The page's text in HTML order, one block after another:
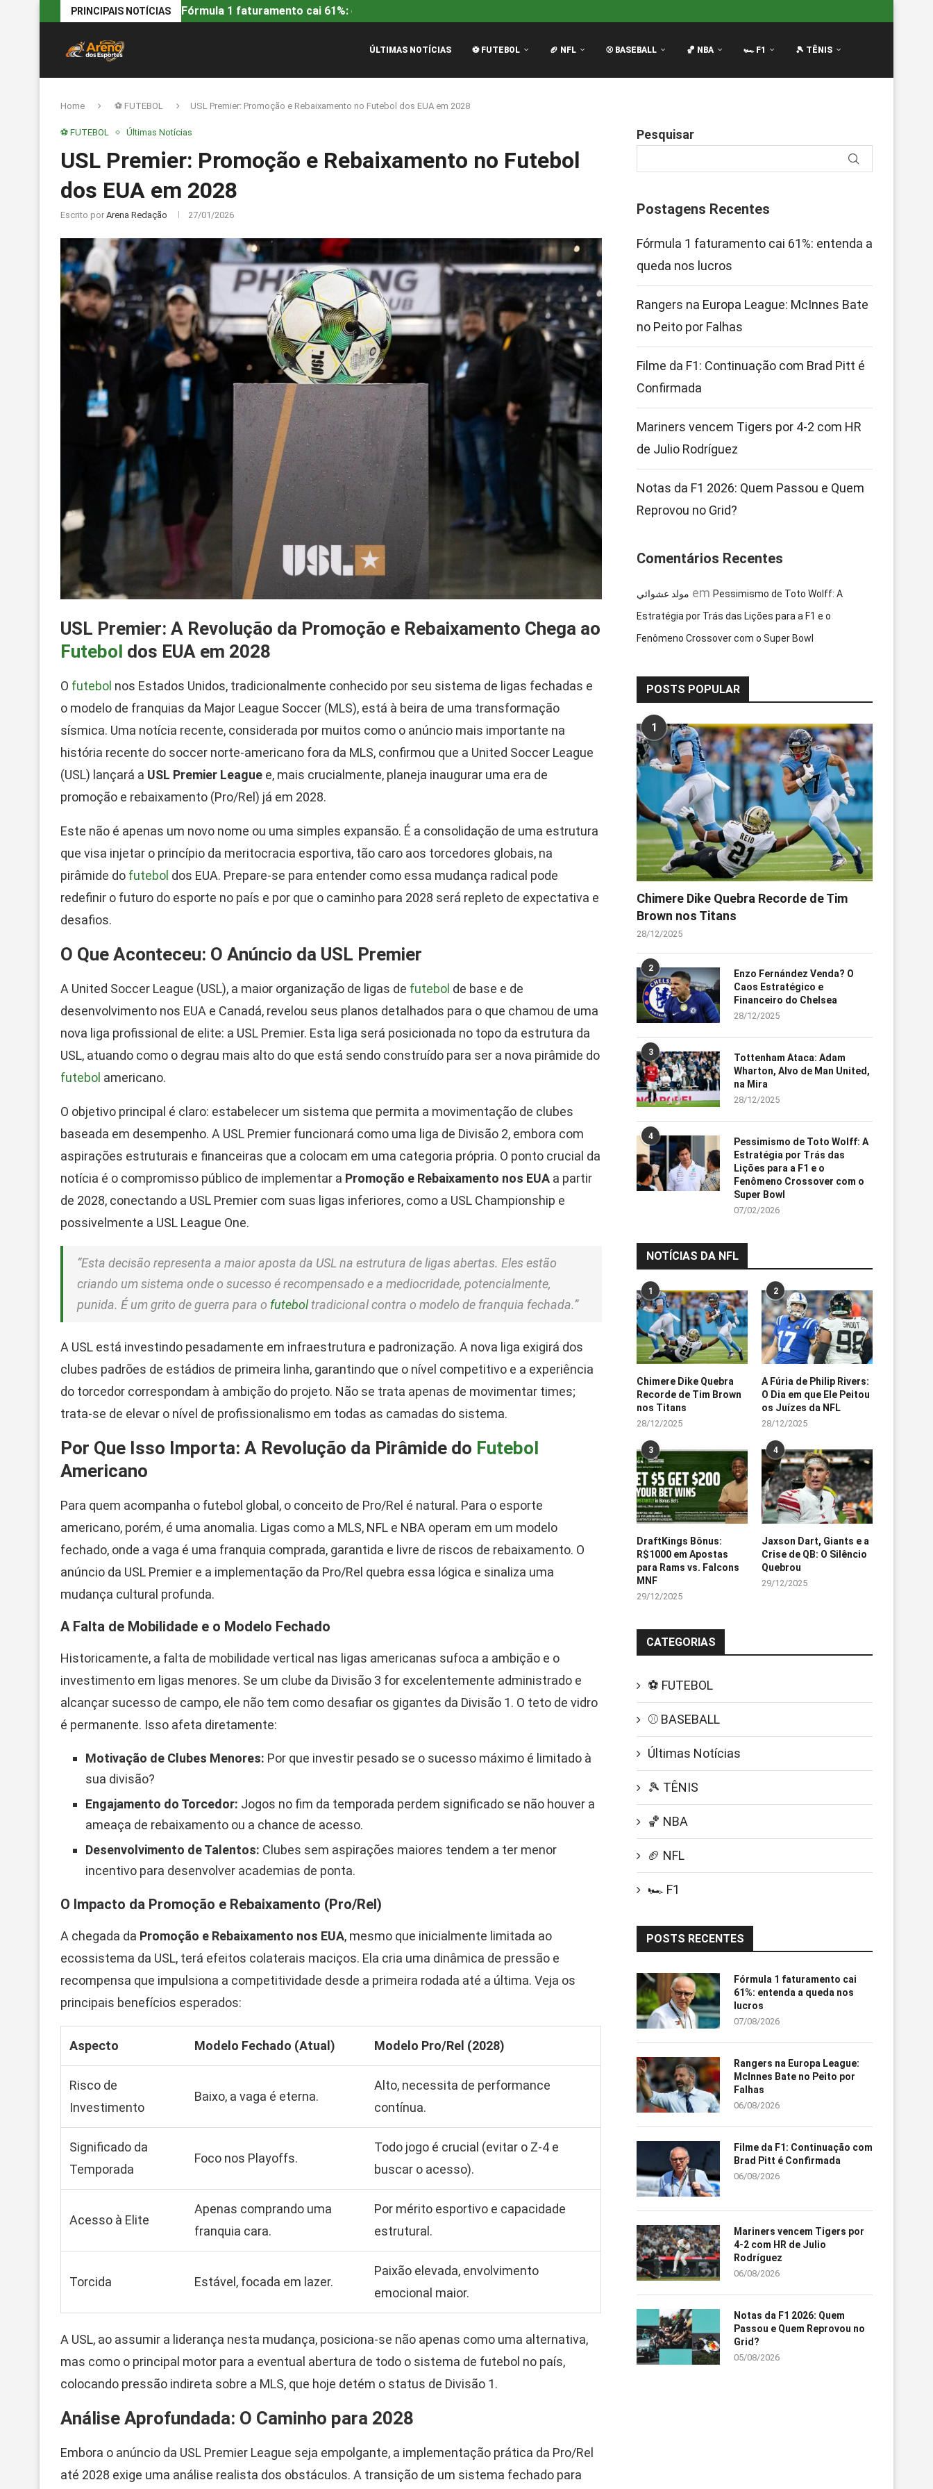
PRINCIPAIS NOTÍCIAS Fórmula 1 faturamento cai 61%: entenda a queda...
ÚLTIMAS NOTÍCIAS ⚽ FUTEBOL 🏈 NFL ⚾ BASEBALL 🏀 NBA 🏎️ F1 🎾 TÊNIS
Home ⚽ FUTEBOL USL Premier: Promoção e Rebaixamento no Futebol dos EUA em 2028
⚽ FUTEBOL Últimas Notícias
USL Premier: Promoção e Rebaixamento no Futebol
dos EUA em 2028
Escrito por Arena Redação 27/01/2026
USL Premier: A Revolução da Promoção e Rebaixamento Chega ao
Futebol dos EUA em 2028
O futebol nos Estados Unidos, tradicionalmente conhecido por seu sistema de ligas fechadas e
o modelo de franquias da Major League Soccer (MLS), está à beira de uma transformação
sísmica. Uma notícia recente, considerada por muitos como o anúncio mais importante na
história recente do soccer norte-americano fora da MLS, confirmou que a United Soccer League
(USL) lançará a USL Premier League e, mais crucialmente, planeja inaugurar uma era de
promoção e rebaixamento (Pro/Rel) já em 2028.
Este não é apenas um novo nome ou uma simples expansão. É a consolidação de uma estrutura
que visa injetar o princípio da meritocracia esportiva, tão caro aos torcedores globais, na
pirâmide do futebol dos EUA. Prepare-se para entender como essa mudança radical pode
redefinir o futuro do esporte no país e por que o caminho para 2028 será repleto de expectativa e
desafios.
O Que Aconteceu: O Anúncio da USL Premier
A United Soccer League (USL), a maior organização de ligas de futebol de base e de
desenvolvimento nos EUA e Canadá, revelou seus planos detalhados para o que chamou de uma
nova liga profissional de elite: a USL Premier. Esta liga será posicionada no topo da estrutura da
USL, atuando como o degrau mais alto do que está sendo construído para ser a nova pirâmide do
futebol americano.
O objetivo principal é claro: estabelecer um sistema que permita a movimentação de clubes
baseada em desempenho. A USL Premier funcionará como uma liga de Divisão 2, embora com
aspirações estruturais e financeiras que a colocam em uma categoria própria. O ponto crucial da
notícia é o compromisso público de implementar a Promoção e Rebaixamento nos EUA a partir
de 2028, conectando a USL Premier com suas ligas inferiores, como a USL Championship e
possivelmente a USL League One.
“Esta decisão representa a maior aposta da USL na estrutura de ligas abertas. Eles estão
criando um sistema onde o sucesso é recompensado e a mediocridade, potencialmente,
punida. É um grito de guerra para o futeboltradicional contra o modelo de franquia fechada.”
A USL está investindo pesadamente em infraestrutura e padronização. A nova liga exigirá dos
clubes padrões de estádios de primeira linha, garantindo que o nível competitivo e a experiência
do torcedor correspondam à ambição do projeto. Não se trata apenas de movimentar times;
trata-se de elevar o nível de profissionalismo em todas as camadas do sistema.
Por Que Isso Importa: A Revolução da Pirâmide do Futebol
Americano
Para quem acompanha o futebol global, o conceito de Pro/Rel é natural. Para o esporte
americano, porém, é uma anomalia. Ligas como a MLS, NFL e NBA operam em um modelo
fechado, onde a vaga é uma franquia comprada, garantida e livre de riscos de rebaixamento. O
anúncio da USL Premier e a implementação da Pro/Rel quebra essa lógica e sinaliza uma
mudança cultural profunda.
A Falta de Mobilidade e o Modelo Fechado
Historicamente, a falta de mobilidade vertical nas ligas americanas sufoca a ambição e o
investimento em ligas menores. Se um clube da Divisão 3 for excelentemente administrado e
alcançar sucesso de campo, ele não tem como desafiar os gigantes da Divisão 1. O teto de vidro
é permanente. Isso afeta diretamente:
Motivação de Clubes Menores: Por que investir pesado se o sucesso máximo é limitado à
sua divisão?
Engajamento do Torcedor: Jogos no fim da temporada perdem significado se não houver a
ameaça de rebaixamento ou a chance de acesso.
Desenvolvimento de Talentos: Clubes sem aspirações maiores tendem a ter menor
incentivo para desenvolver academias de ponta.
O Impacto da Promoção e Rebaixamento (Pro/Rel)
A chegada da Promoção e Rebaixamento nos EUA, mesmo que inicialmente limitada ao
ecossistema da USL, terá efeitos colaterais maciços. Ela cria uma dinâmica de pressão e
recompensa que impulsiona a competitividade desde a primeira rodada até a última. Veja os
principais benefícios esperados:
Aspecto Modelo Fechado (Atual) Modelo Pro/Rel (2028)
Risco de
Investimento
Baixo, a vaga é eterna.
Alto, necessita de performance
contínua.
Significado da
Temporada
Foco nos Playoffs.
Todo jogo é crucial (evitar o Z-4 e
buscar o acesso).
Acesso à Elite
Apenas comprando uma
franquia cara.
Por mérito esportivo e capacidade
estrutural.
Torcida Estável, focada em lazer.
Paixão elevada, envolvimento
emocional maior.
A USL, ao assumir a liderança nesta mudança, posiciona-se não apenas como uma alternativa,
mas como o principal motor para a eventual abertura de todo o sistema de futebol no país,
colocando pressão indireta sobre a MLS, que hoje detém o status de Divisão 1.
Análise Aprofundada: O Caminho para 2028
Embora o anúncio da USL Premier League seja empolgante, a implementação prática da Pro/Rel
até 2028 exige uma análise realista dos obstáculos. A transição de um sistema fechado para
Pesquisar
Postagens Recentes
Fórmula 1 faturamento cai 61%: entenda a
queda nos lucros
Rangers na Europa League: McInnes Bate
no Peito por Falhas
Filme da F1: Continuação com Brad Pitt é
Confirmada
Mariners vencem Tigers por 4-2 com HR
de Julio Rodríguez
Notas da F1 2026: Quem Passou e Quem
Reprovou no Grid?
Comentários Recentes
مولد عشوائي em Pessimismo de Toto Wolff: A
Estratégia por Trás das Lições para a F1 e o
Fenômeno Crossover com o Super Bowl
POSTS POPULAR
1
Chimere Dike Quebra Recorde de Tim
Brown nos Titans
28/12/2025
2
Enzo Fernández Venda? O
Caos Estratégico e
Financeiro do Chelsea
28/12/2025
3
Tottenham Ataca: Adam
Wharton, Alvo de Man United,
na Mira
28/12/2025
4
Pessimismo de Toto Wolff: A
Estratégia por Trás das
Lições para a F1 e o
Fenômeno Crossover com o
Super Bowl
07/02/2026
NOTÍCIAS DA NFL
1
Chimere Dike Quebra
Recorde de Tim Brown
nos Titans
28/12/2025
2
A Fúria de Philip Rivers:
O Dia em que Ele Peitou
os Juízes da NFL
28/12/2025
3
DraftKings Bônus:
R$1000 em Apostas
para Rams vs. Falcons
MNF
29/12/2025
4
Jaxson Dart, Giants e a
Crise de QB: O Silêncio
Quebrou
29/12/2025
CATEGORIAS
⚽ FUTEBOL
⚾ BASEBALL
Últimas Notícias
🎾 TÊNIS
🏀 NBA
🏈 NFL
🏎️ F1
POSTS RECENTES
Fórmula 1 faturamento cai
61%: entenda a queda nos
lucros
07/08/2026
Rangers na Europa League:
McInnes Bate no Peito por
Falhas
06/08/2026
Filme da F1: Continuação com
Brad Pitt é Confirmada
06/08/2026
Mariners vencem Tigers por
4-2 com HR de Julio
Rodríguez
06/08/2026
Notas da F1 2026: Quem
Passou e Quem Reprovou no
Grid?
05/08/2026